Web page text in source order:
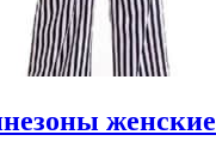
женские